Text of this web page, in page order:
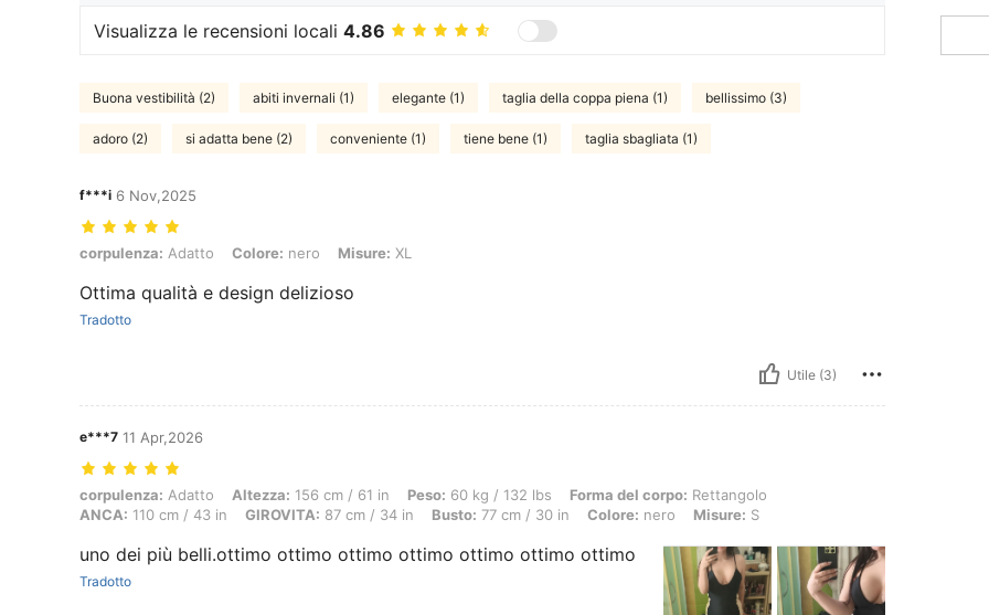
Visualizza le recensioni locali 4.86
Buona vestibilità (2) abiti invernali (1) elegante (1) taglia della coppa piena (1) bellissimo (3)
adoro (2) si adatta bene (2) conveniente (1) tiene bene (1) taglia sbagliata (1)
f***i 6 Nov,2025
corpulenza: Adatto, Colore: nero, Misure: XL
corpulenza: Adatto Colore: nero Misure: XL
Ottima qualità e design delizioso
Tradotto
Utile (3)
e***7 11 Apr,2026
corpulenza: Adatto, Altezza: 156 cm / 61 in, Peso: 60 kg / 132 lbs, Forma del corpo: Rettangolo, ANCA: 110 cm / 43 in, GIROVITA: 87 cm / 34 in,
corpulenza: Adatto Altezza: 156 cm / 61 in Peso: 60 kg / 132 lbs Forma del corpo: Rettangolo
ANCA: 110 cm / 43 in GIROVITA: 87 cm / 34 in Busto: 77 cm / 30 in Colore: nero Misure: S
uno dei più belli.ottimo ottimo ottimo ottimo ottimo ottimo ottimo
Tradotto